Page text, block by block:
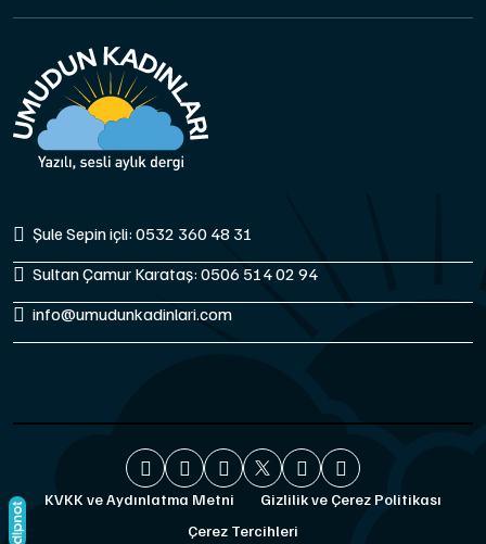
Şule Sepin içli: 0532 360 48 31
Sultan Çamur Karataş: 0506 514 02 94
info@umudunkadinlari.com
KVKK ve Aydınlatma Metni
Gizlilik ve Çerez Politikası
Çerez Tercihleri